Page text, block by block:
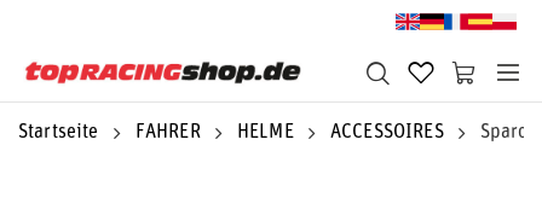
Startseite FAHRER HELME ACCESSOIRES